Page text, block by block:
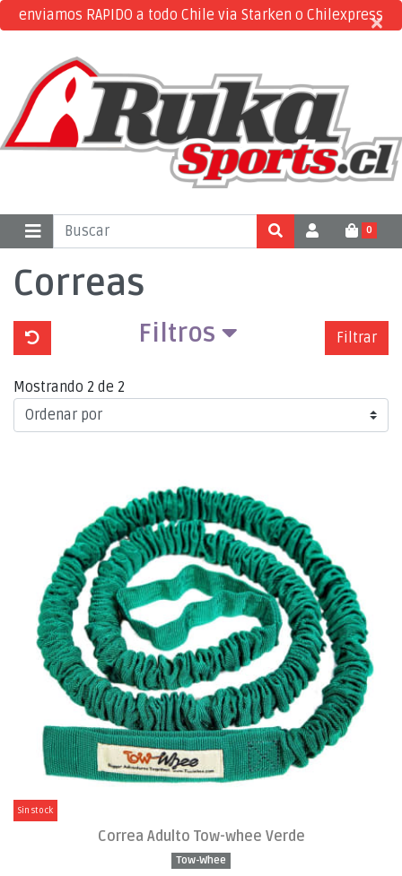
enviamos RAPIDO a todo Chile via Starken o Chilexpress
×
×
0
Correas
Filtros Filtrar
Mostrando 2 de 2
Sin stock
Correa Adulto Tow-whee Verde
Tow-Whee